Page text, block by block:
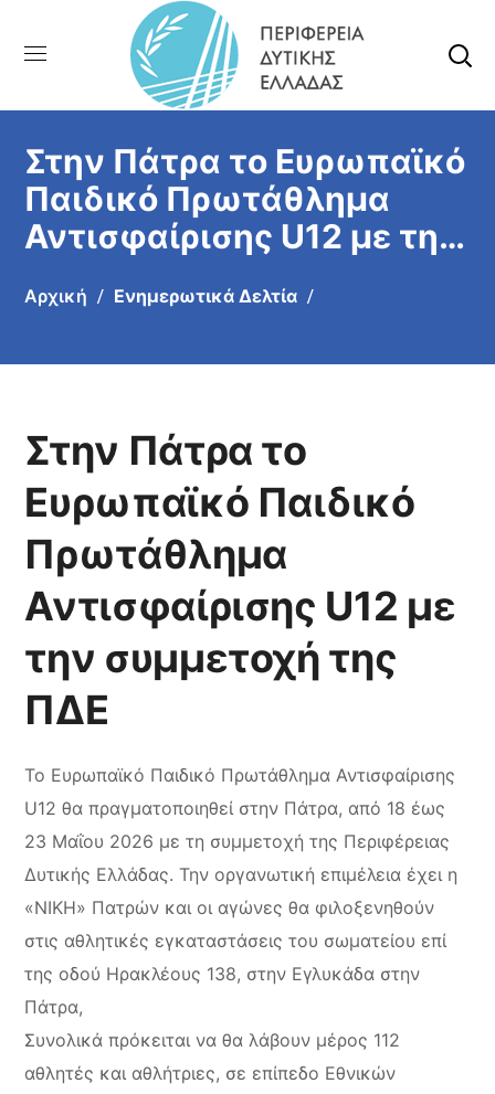
Στην Πάτρα το Ευρωπαϊκό
Παιδικό Πρωτάθλημα
Αντισφαίρισης U12 με την
Αρχική Ενημερωτικά Δελτία
Στην Πάτρα το
Ευρωπαϊκό Παιδικό
Πρωτάθλημα
Αντισφαίρισης U12 με
την συμμετοχή της
ΠΔΕ
Το Ευρωπαϊκό Παιδικό Πρωτάθλημα Αντισφαίρισης
U12 θα πραγματοποιηθεί στην Πάτρα, από 18 έως
23 Μαΐου 2026 με τη συμμετοχή της Περιφέρειας
Δυτικής Ελλάδας. Την οργανωτική επιμέλεια έχει η
«ΝΙΚΗ» Πατρών και οι αγώνες θα φιλοξενηθούν
στις αθλητικές εγκαταστάσεις του σωματείου επί
της οδού Ηρακλέους 138, στην Εγλυκάδα στην
Πάτρα,
Συνολικά πρόκειται να θα λάβουν μέρος 112
αθλητές και αθλήτριες, σε επίπεδο Εθνικών